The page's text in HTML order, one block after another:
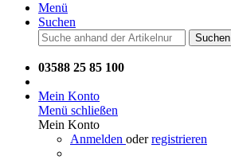
Menü
Suchen
Suchen
03588 25 85 100
Mein Konto
Menü schließen
Mein Konto
Anmelden oderregistrieren